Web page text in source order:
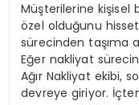
Müşterilerine kişisel
özel olduğunu
sürecinden taşıma
Eğer nakliyat
Ağır Nakliyat ekibi,
devreye giriyor.